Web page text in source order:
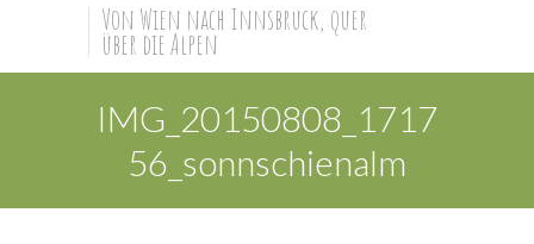
Von Wien nach Innsbruck, quer
über die Alpen
IMG_20150808_1717
56_sonnschienalm